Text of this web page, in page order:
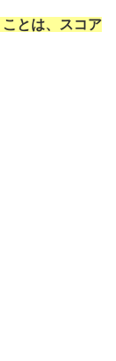
とは、スコア